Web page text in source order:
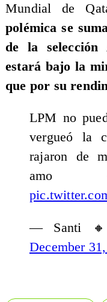
Mundial de
polémica se
de la selección
estará bajo la
que por su
LPM no
vergueó la
rajaron de
— Santi 🔸
December